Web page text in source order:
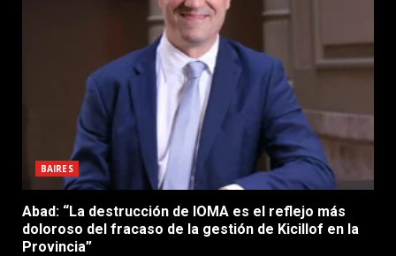
BAIRES
Abad: “La destrucción de IOMA es el reflejo más
doloroso del fracaso de la gestión de Kicillof en la
Provincia”